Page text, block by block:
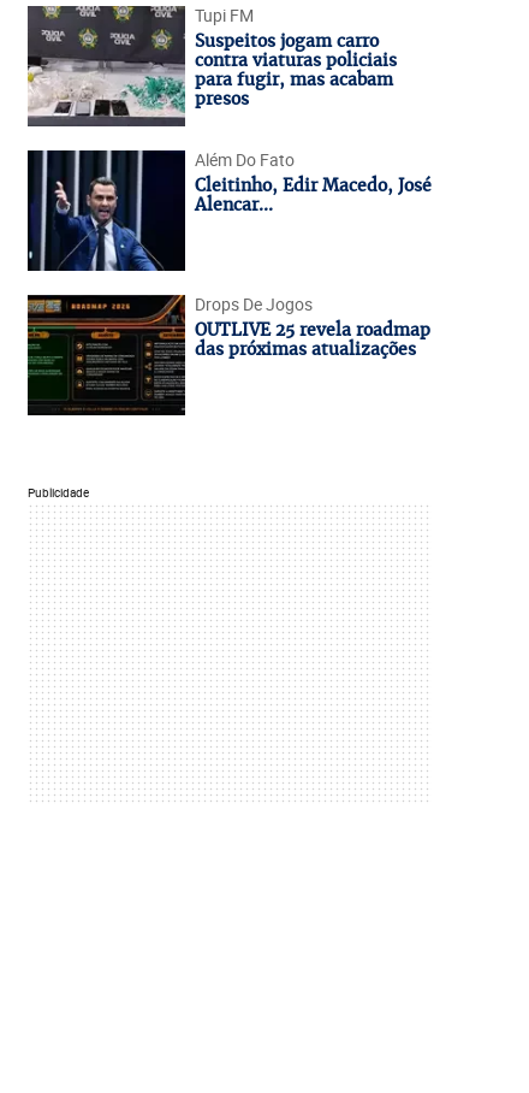
Tupi FM
Suspeitos jogam carro
contra viaturas policiais
para fugir, mas acabam
presos
Além Do Fato
Cleitinho, Edir Macedo, José
Alencar...
Drops De Jogos
OUTLIVE 25 revela roadmap
das próximas atualizações
Publicidade